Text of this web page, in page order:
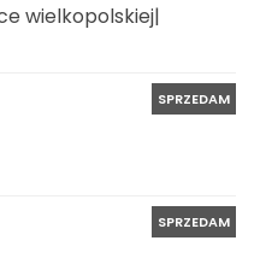
wielkopolskiej|
SPRZEDAM
SPRZEDAM